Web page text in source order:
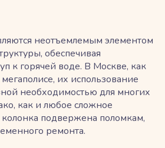
неотъемлемым элементом
обеспечивая
к горячей воде. В Москве, как
их использование
необходимостью для многих
как и любое сложное
колонка подвержена поломкам,
ремонта.